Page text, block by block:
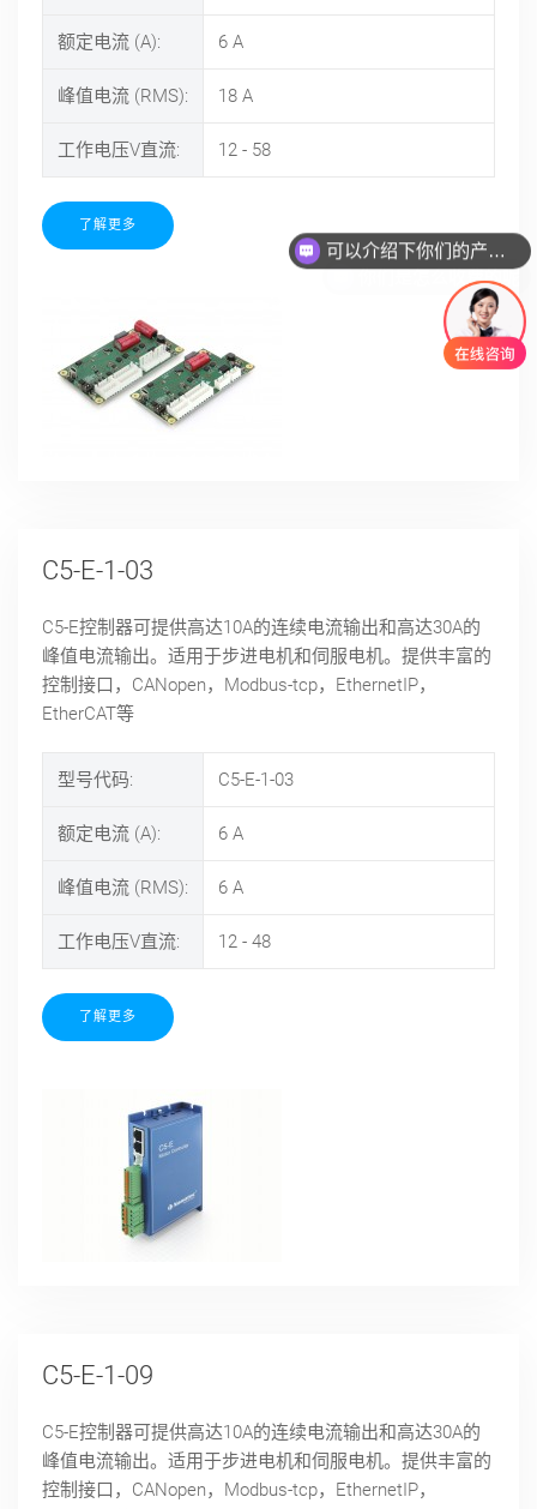
额定电流 (A): 6 A
峰值电流 (RMS): 18 A
工作电压V直流: 12 - 58
了解更多
C5-E-1-03
C5-E控制器可提供高达10A的连续电流输出和高达30A的
峰值电流输出。适用于步进电机和伺服电机。提供丰富的
控制接口，CANopen，Modbus-tcp，EthernetIP，
EtherCAT等
型号代码: C5-E-1-03
额定电流 (A): 6 A
峰值电流 (RMS): 6 A
工作电压V直流: 12 - 48
了解更多
C5-E-1-09
C5-E控制器可提供高达10A的连续电流输出和高达30A的
峰值电流输出。适用于步进电机和伺服电机。提供丰富的
控制接口，CANopen，Modbus-tcp，EthernetIP，
你们是怎么收费的呢